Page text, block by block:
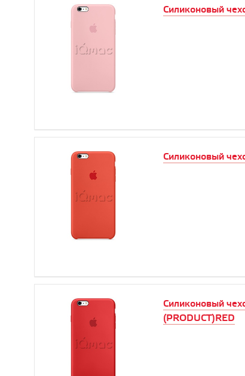
Силиконовый
Силиконовый
Силиконовый
(PRODUCT)RED